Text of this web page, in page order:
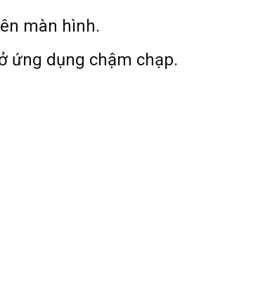
màn hình.
ứng dụng chậm chạp.